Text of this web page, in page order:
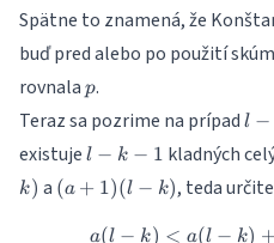
Spätne to znamená, že
buď pred alebo po použití
rovnala p
p.
Teraz sa pozrime na prípad l-k
\neq
1
l −
existuje l-
1
l − k − 1 kladných
k) a (a+1)
(l-k)
(a + 1)(l − k), teda
a(l − k) < a(l − k)